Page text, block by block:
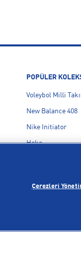
POPÜLER
Voleybol Milli
New Balance 408
Nike Initiator
Hoka
Çerezleri